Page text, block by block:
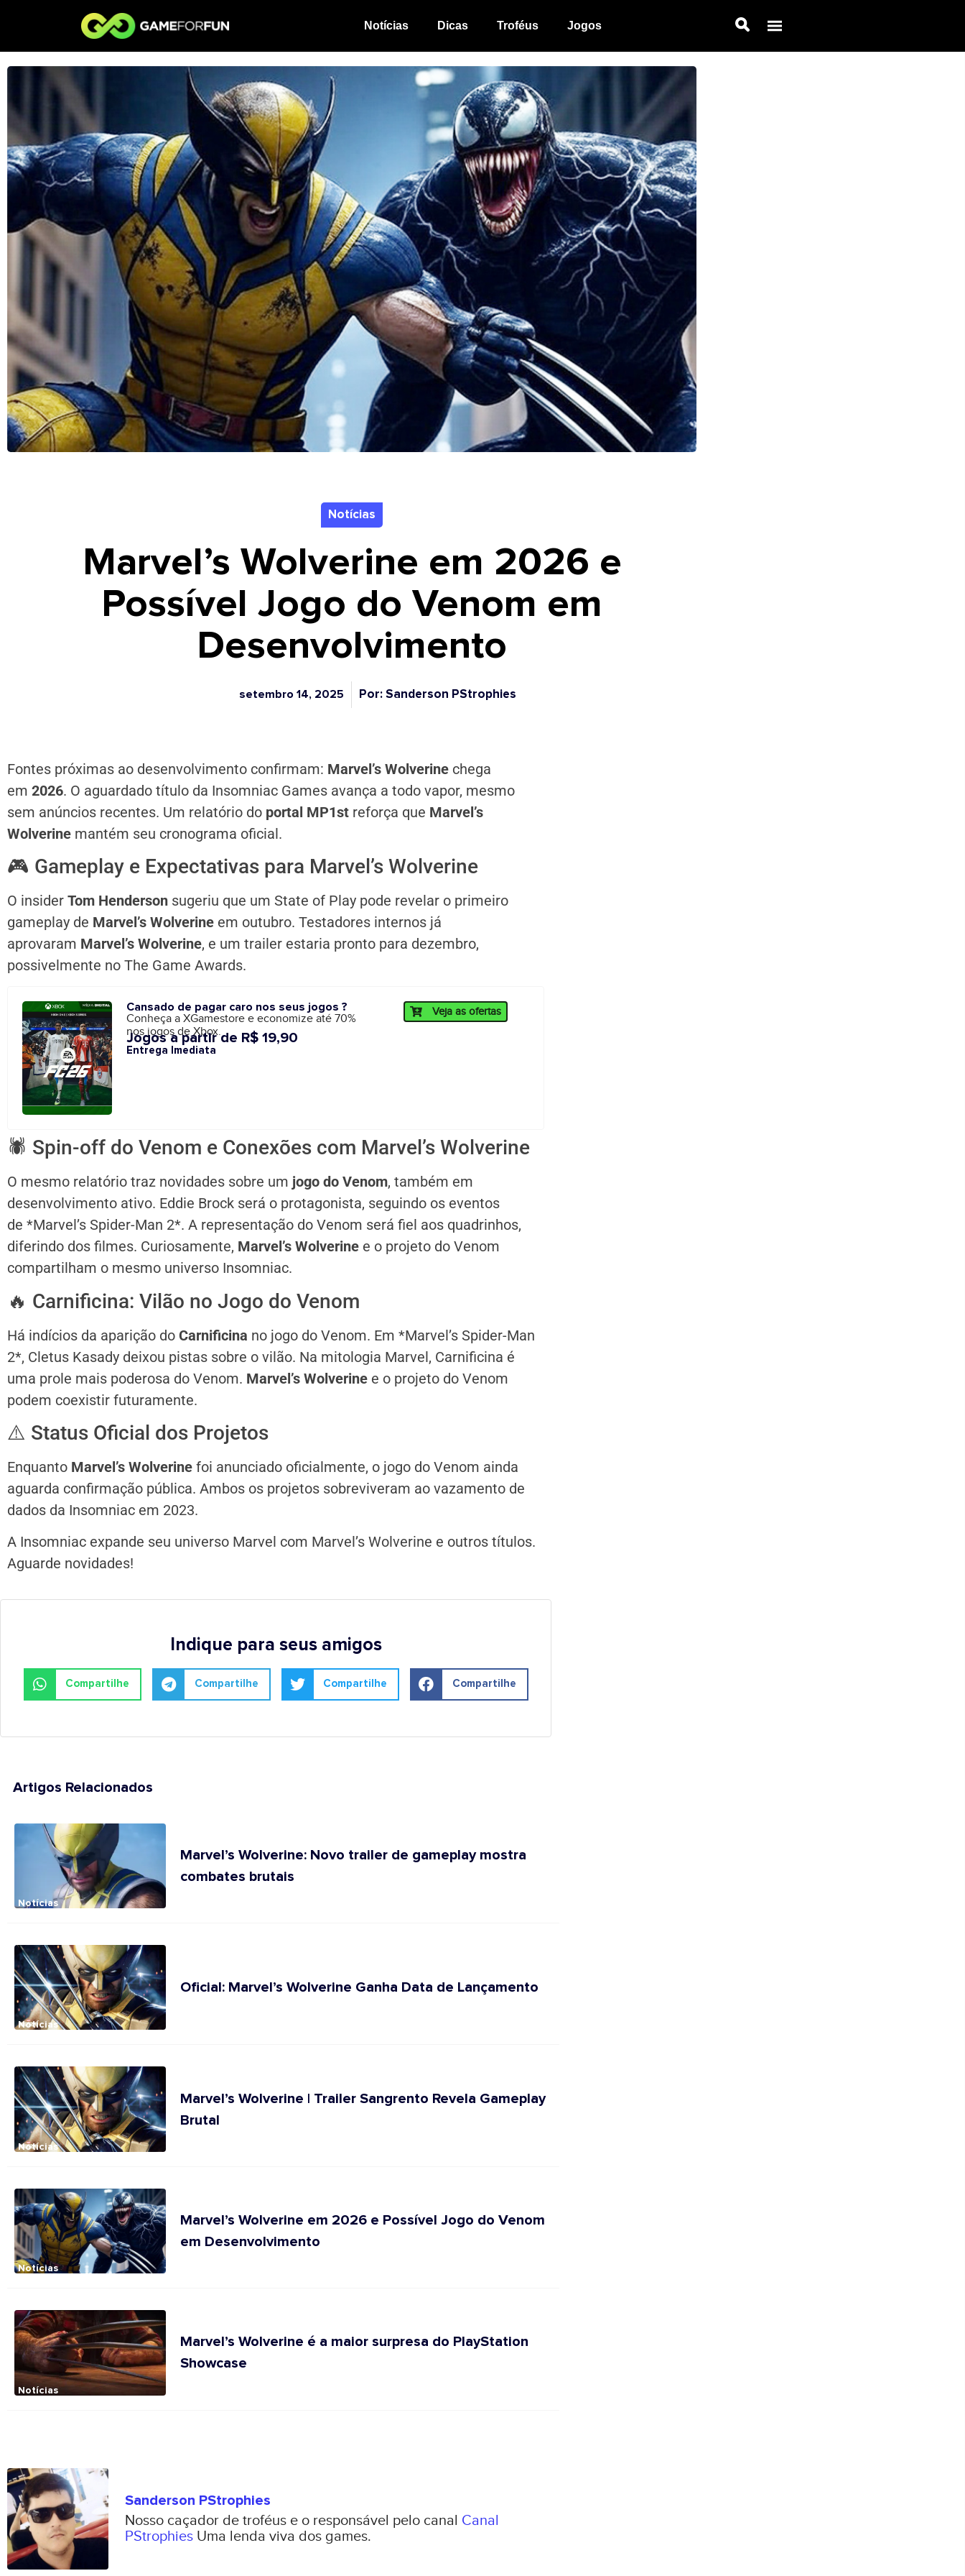
Notícias Dicas Troféus Jogos
Notícias
Marvel’s Wolverine em 2026 e
Possível Jogo do Venom em
Desenvolvimento
setembro 14, 2025 Por: Sanderson PStrophies
Fontes próximas ao desenvolvimento confirmam: Marvel’s Wolverine chega
em 2026. O aguardado título da Insomniac Games avança a todo vapor, mesmo
sem anúncios recentes. Um relatório do portal MP1st reforça que Marvel’s
Wolverine mantém seu cronograma oficial.
🎮 Gameplay e Expectativas para Marvel’s Wolverine
O insider Tom Henderson sugeriu que um State of Play pode revelar o primeiro
gameplay de Marvel’s Wolverine em outubro. Testadores internos já
aprovaram Marvel’s Wolverine, e um trailer estaria pronto para dezembro,
possivelmente no The Game Awards.
Cansado de pagar caro nos seus jogos ?
Conheça a XGamestore e economize até 70%
nos jogos de Xbox.
Jogos a partir de R$ 19,90
Entrega Imediata
Veja as ofertas
🕷️ Spin-off do Venom e Conexões com Marvel’s Wolverine
O mesmo relatório traz novidades sobre um jogo do Venom, também em
desenvolvimento ativo. Eddie Brock será o protagonista, seguindo os eventos
de *Marvel’s Spider-Man 2*. A representação do Venom será fiel aos quadrinhos,
diferindo dos filmes. Curiosamente, Marvel’s Wolverine e o projeto do Venom
compartilham o mesmo universo Insomniac.
🔥 Carnificina: Vilão no Jogo do Venom
Há indícios da aparição do Carnificina no jogo do Venom. Em *Marvel’s Spider-Man
2*, Cletus Kasady deixou pistas sobre o vilão. Na mitologia Marvel, Carnificina é
uma prole mais poderosa do Venom. Marvel’s Wolverine e o projeto do Venom
podem coexistir futuramente.
⚠️ Status Oficial dos Projetos
Enquanto Marvel’s Wolverine foi anunciado oficialmente, o jogo do Venom ainda
aguarda confirmação pública. Ambos os projetos sobreviveram ao vazamento de
dados da Insomniac em 2023.
A Insomniac expande seu universo Marvel com Marvel’s Wolverine e outros títulos.
Aguarde novidades!
Indique para seus amigos
Compartilhe Compartilhe Compartilhe Compartilhe
Artigos Relacionados
Notícias
Marvel’s Wolverine: Novo trailer de gameplay mostra
combates brutais
Notícias
Oficial: Marvel’s Wolverine Ganha Data de Lançamento
Notícias
Marvel’s Wolverine | Trailer Sangrento Revela Gameplay
Brutal
Notícias
Marvel’s Wolverine em 2026 e Possível Jogo do Venom
em Desenvolvimento
Notícias
Marvel’s Wolverine é a maior surpresa do PlayStation
Showcase
Sanderson PStrophies
Nosso caçador de troféus e o responsável pelo canal Canal
PStrophies Uma lenda viva dos games.